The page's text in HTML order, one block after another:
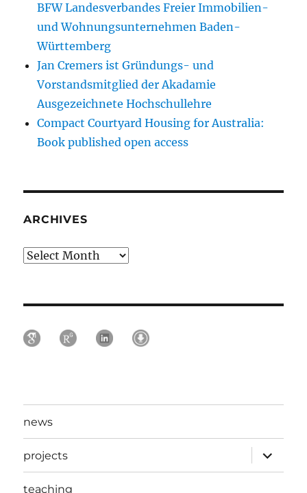
BFW Landesverbandes Freier Immobilien-
und Wohnungsunternehmen Baden-
Württemberg
Jan Cremers ist Gründungs- und
Vorstandsmitglied der Akadamie
Ausgezeichnete Hochschullehre
Compact Courtyard Housing for Australia:
Book published open access
ARCHIVES
Archives
news
projects
expand
child
menu
teaching